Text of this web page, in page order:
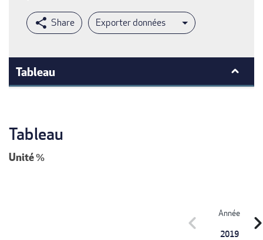
Exporter données
Tableau
Tableau
Unité%
Année
2019
chevron_left